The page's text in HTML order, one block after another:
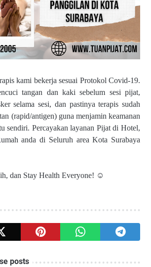
kami bekerja sesuai Protokol Covid-19.
tangan dan kaki sebelum sesi pijat,
selama sesi, dan pastinya terapis sudah
(rapid/antigen) guna menjamin keamanan
sendiri. Percayakan layanan Pijat di Hotel,
anda di Seluruh area Kota Surabaya
dan Stay Health Everyone! ☺
posts